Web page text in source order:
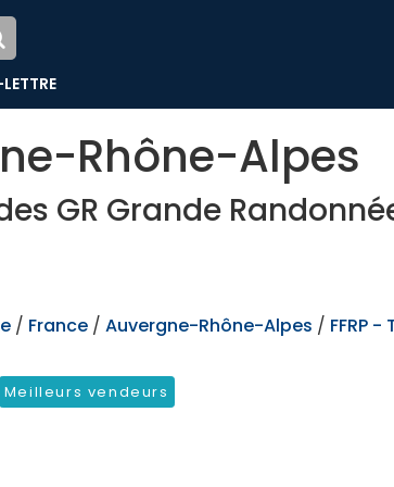
Rhône-Alpes
GR Grande
/ France / Auvergne-Rhône-Alpes / FFRP
Meilleurs vendeurs